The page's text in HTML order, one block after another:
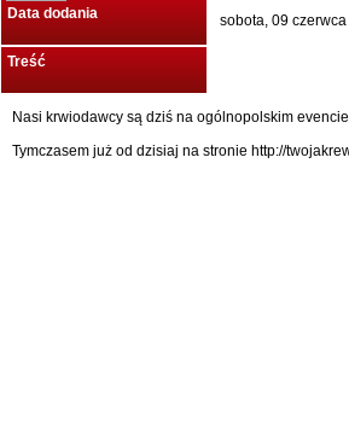
Data dodania sobota, 09
Treść
Nasi krwiodawcy są dziś na ogólnopolskim evencie
Tymczasem już od dzisiaj na stronie http://